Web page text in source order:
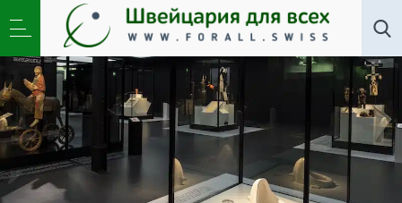
Искусство ,Новости,Общество»Черный ящик дада